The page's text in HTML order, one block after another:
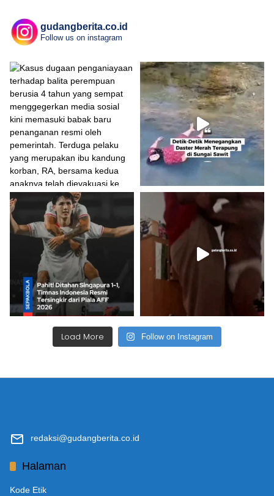
gudangberita.co.id
Follow us on instagram
Load More Follow on Instagram
redaksi@gudangberita.co.id
Halaman
Kode Etik